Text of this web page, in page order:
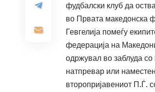
фудбалски клуб да
во Првата македонска
Гевгелија помеѓу
федерација на
одржувал во заблуда
натпревар или
второпријавениот П.Ѓ.